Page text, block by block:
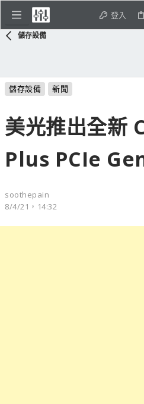
登入
儲存設備
儲存設備 新聞
美光推出全新
Plus PCIe
soothepain
8/4/21，14:32